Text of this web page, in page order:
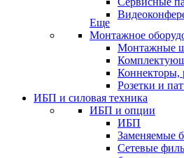
Еще
Монтажное
Монтажные
Коннекторы,
Розетки и
ИБП и силовая техника
ИБП и опции
ИБП
Заменяемые
Сетевые